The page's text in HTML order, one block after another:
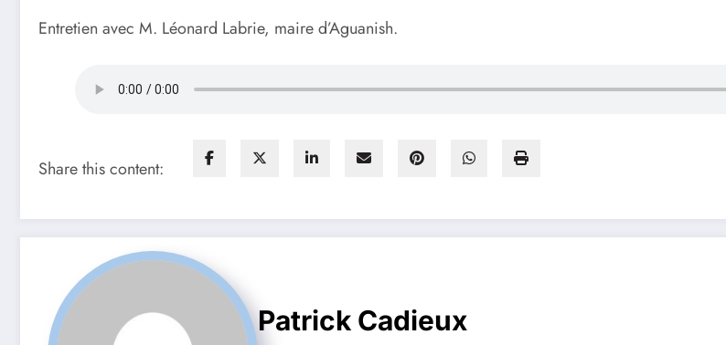
Entretien avec M. Léonard Labrie, maire d’Aguanish.
Share this content:
Patrick Cadieux